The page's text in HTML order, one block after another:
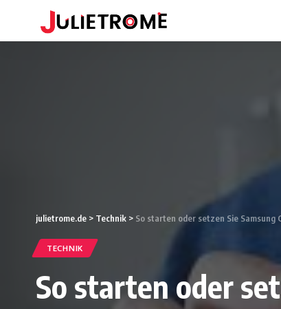
julietrome.de > Technik > So starten oder setzen Sie Samsung
TECHNIK
So starten oder